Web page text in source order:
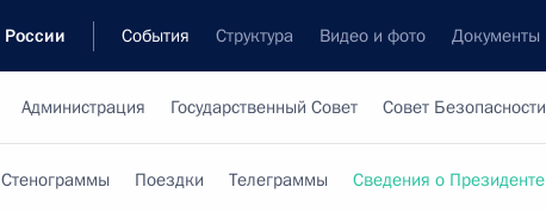
России События Структура Видео и фото Документы
Администрация Государственный Совет Совет Безопасности
Стенограммы Поездки Телеграммы Сведения о Президенте